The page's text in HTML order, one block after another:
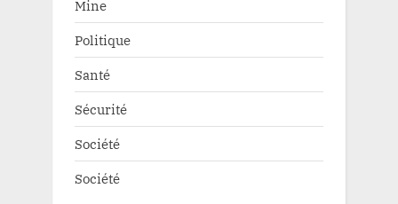
Mine
Politique
Santé
Sécurité
Société
Société